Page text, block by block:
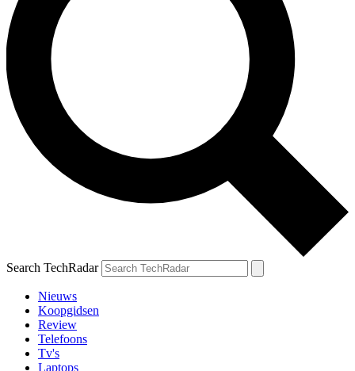
Search TechRadar
Nieuws
Koopgidsen
Review
Telefoons
Tv's
Laptops